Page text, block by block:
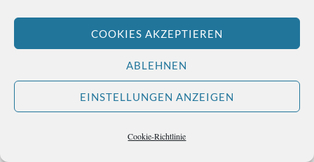
COOKIES AKZEPTIEREN
ABLEHNEN
EINSTELLUNGEN ANZEIGEN
Cookie-Richtlinie
Wertschätzung, und den Nobelpreis habe er vollauf
verdient. Auch wenn er persönlich einen anderen
Südamerikaner – nämlich den Argentinier Jorge Luis
Borges – vorgezogen hätte. Und wenn Mario Vargas
Llosa den BegriffLiteratur-Nobelpreisausspricht, über
solche Schriftsteller räsoniert, die ihn bereits erhalten